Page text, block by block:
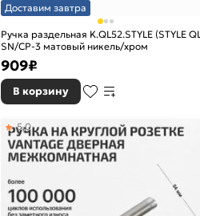
Доставим завтра
Ручка раздельная K.QL52.STYLE (STYLE
SN/CP-3 матовый никель/хром
909₽
В корзину
5,0